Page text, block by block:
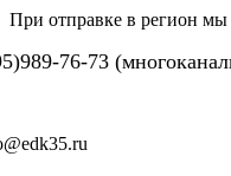
При отправке в регион мы
76-73